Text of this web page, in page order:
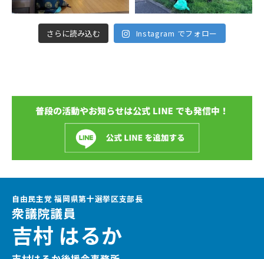
さらに読み込む Instagram でフォロー
自由民主党 福岡県第十選挙区支部長
衆議院議員
吉村 はるか